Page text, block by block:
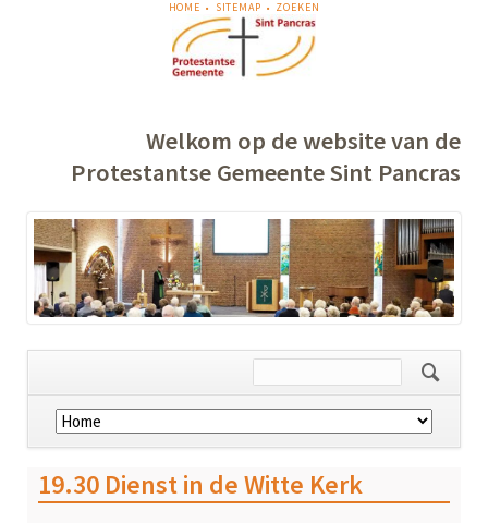
NAVIGATIE
OVERSLAAN
HOME SITEMAP ZOEKEN
Welkom op de website van de
Protestantse Gemeente Sint Pancras
Navigatie
overslaan
19.30 Dienst in de Witte Kerk